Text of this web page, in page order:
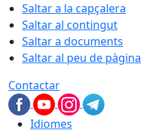
Saltar a la capçalera
Saltar al contingut
Saltar a documents
Saltar al peu de pàgina
Contactar
Idiomes